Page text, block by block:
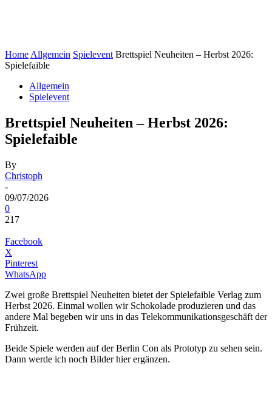
Home Allgemein Spielevent Brettspiel Neuheiten – Herbst 2026:
Spielefaible
Allgemein
Spielevent
Brettspiel Neuheiten – Herbst 2026:
Spielefaible
By
Christoph
-
09/07/2026
0
217
Facebook
X
Pinterest
WhatsApp
Zwei große Brettspiel Neuheiten bietet der Spielefaible Verlag zum
Herbst 2026. Einmal wollen wir Schokolade produzieren und das
andere Mal begeben wir uns in das Telekommunikationsgeschäft der
Frühzeit.
Beide Spiele werden auf der Berlin Con als Prototyp zu sehen sein.
Dann werde ich noch Bilder hier ergänzen.